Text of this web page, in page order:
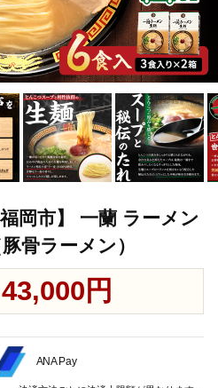
岡市】 一蘭 ラーメン
骨ラーメン）
43,000円
ANA Pay